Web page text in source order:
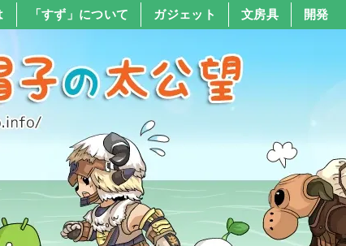
「すず」について ガジェット 文房具 開発